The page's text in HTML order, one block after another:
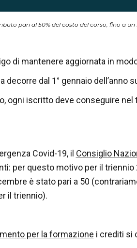
pari al 50% del costo del corso, fino a un
di mantenere aggiornata in
decorre dal 1° gennaio dell’anno
ogni iscritto deve conseguire
Covid-19, il Consiglio
per questo motivo per il
è stato pari a 50
il triennio).
per la formazione i crediti si